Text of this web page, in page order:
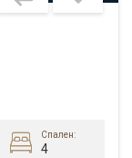
Спален:
4